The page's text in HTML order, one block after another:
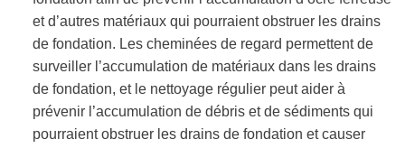
et d’autres matériaux qui pourraient obstruer les drains
de fondation. Les cheminées de regard permettent de
surveiller l’accumulation de matériaux dans les drains
de fondation, et le nettoyage régulier peut aider à
prévenir l’accumulation de débris et de sédiments qui
pourraient obstruer les drains de fondation et causer